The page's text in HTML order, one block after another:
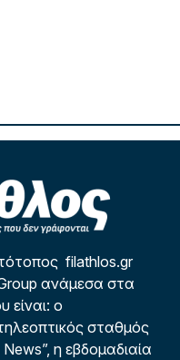
filathlos.gr
ανάμεσα στα
είναι: ο
σταθμός
η εβδομαδιαία